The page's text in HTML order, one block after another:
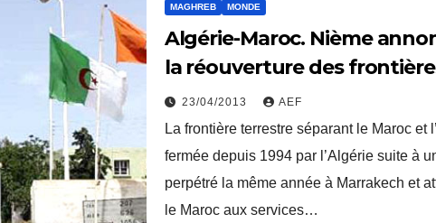
MAGHREB MONDE
Algérie-Maroc. Nième
la réouverture des
« un futur proche ».
23/04/2013 AEF
La frontière terrestre séparant le Maroc et
fermée depuis 1994 par l’Algérie suite à
perpétré la même année à Marrakech et
le Maroc aux services…